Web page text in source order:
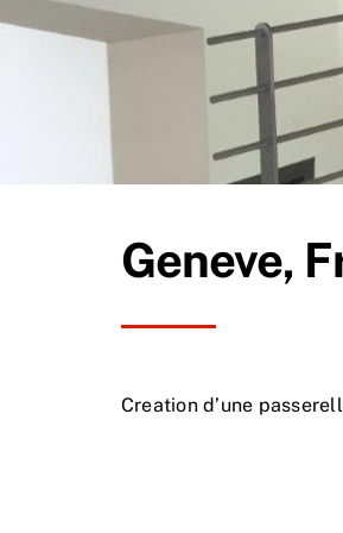
Geneve,
Creation d’une